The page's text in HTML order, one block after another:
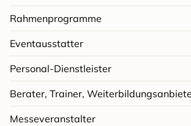
Rahmenprogramme
Eventausstatter
Personal-Dienstleister
Berater, Trainer,
Messeveranstalter